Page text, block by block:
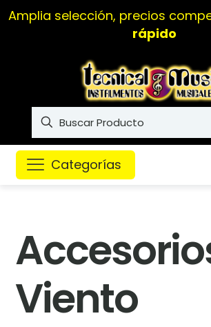
Amplia selección, precios
rápido
Categorías
Viento